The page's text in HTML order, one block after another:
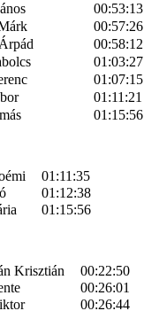
00:53:13
00:57:26
00:58:12
01:03:27
01:07:15
01:11:21
01:15:56
01:11:35
01:12:38
01:15:56
Krisztián
00:22:50
00:26:01
00:26:44